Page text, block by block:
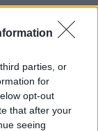
parties, or
for
opt-out
that after your
seeing